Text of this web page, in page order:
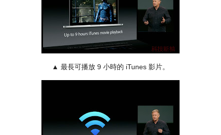
▲ 最長可播放 9 小時的 iTunes 影片。